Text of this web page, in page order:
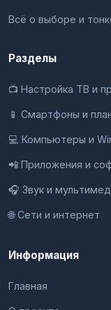
Всё о выборе и
Разделы
📺 Настройка ТВ и
📱 Смартфоны и
💻 Компьютеры и
📲 Приложения и
🎧 Звук и
🌐 Сети и интернет
Информация
Главная